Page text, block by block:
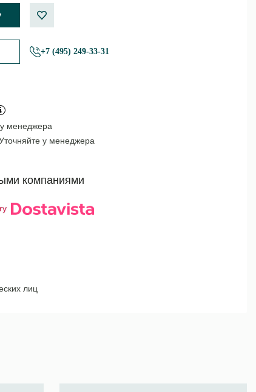
+7 (495) 249-33-31
менеджера
у менеджера
компаниями
лиц